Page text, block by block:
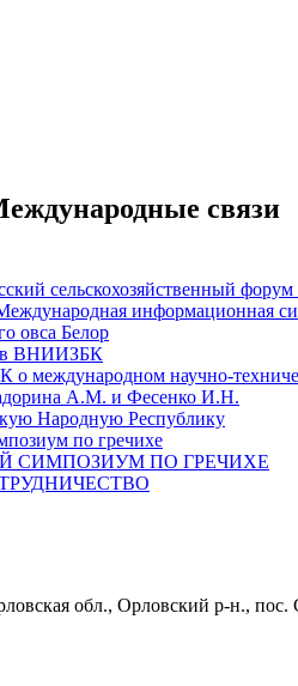
связи
сельскохозяйственный
информационная
овса Белор
в ВНИИЗБК
научно-
А.М. и Фесенко И.Н.
Народную Республику
по гречихе
СИМПОЗИУМ ПО ГРЕЧИХЕ
обл., Орловский р-н.,